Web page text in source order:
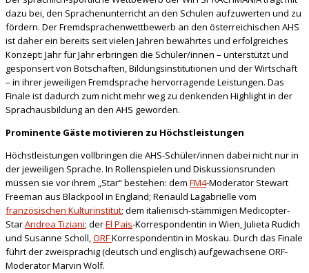
dazu bei, den Sprachenunterricht an den Schulen aufzuwerten und zu
fördern. Der Fremdsprachenwettbewerb an den österreichischen AHS
ist daher ein bereits seit vielen Jahren bewährtes und erfolgreiches
Konzept: Jahr für Jahr erbringen die Schüler/innen – unterstützt und
gesponsert von Botschaften, Bildungsinstitutionen und der Wirtschaft
– in ihrer jeweiligen Fremdsprache hervor­ragende Leist­ung­en. Das
Finale ist dadurch zum nicht mehr weg zu denkenden Highlight in der
Sprach­ausbildung an den AHS geworden.
Prominente Gäste motivieren zu Höchstleistungen
Höchstleistungen vollbringen die AHS-Schüler/innen dabei nicht nur in
der jeweiligen Sprache. In Rollenspielen und Diskussionsrunden
müssen sie vor ihrem „Star“ bestehen: dem FM4-Moderator Stewart
Freeman aus Blackpool in England; Renauld Lagabrielle vom
französischen Kulturinstitut; dem italienisch-stämmigen Medicopter-
StarAndrea Tiziani; derEl Pais-Korres­pon­dentin in Wien, Julieta Rudich
und Susanne Scholl,ORFKorrespondentin in Moskau. Durch das Finale
führt der zweisprachig (deutsch und englisch) aufgewachsene ORF-
Moderator Marvin Wolf.